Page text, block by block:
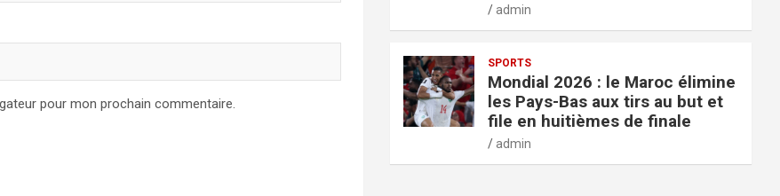
pour mon prochain commentaire.
admin
SPORTS
Mondial 2026 : le Maroc élimine
les Pays-Bas aux tirs au but et
file en huitièmes de finale
admin